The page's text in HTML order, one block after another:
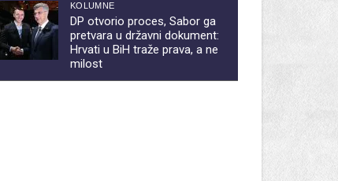
KOLUMNE
DP otvorio proces, Sabor ga
pretvara u državni dokument:
Hrvati u BiH traže prava, a ne
milost